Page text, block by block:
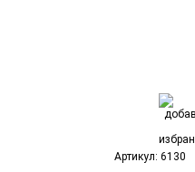
Артикул: 6130